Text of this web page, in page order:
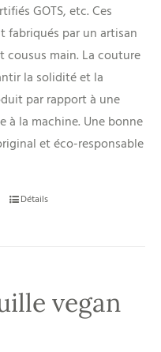
GOTS, etc. Ces
fabriqués par un artisan
cousus main. La couture
la solidité et la
par rapport à une
à la machine. Une bonne
et éco-responsable
Détails
vegan